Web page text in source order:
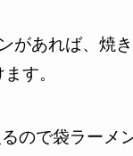
があれば、焼
す。
ので袋ラーメ